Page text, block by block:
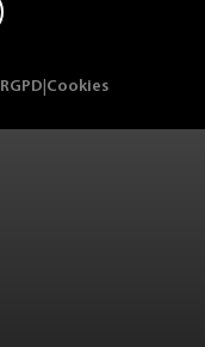
RGPD Cookies